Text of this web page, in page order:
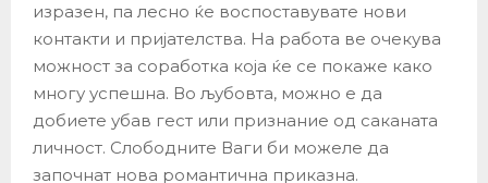
изразен, па лесно ќе воспоставувате нови
контакти и пријателства. На работа ве очекува
можност за соработка која ќе се покаже како
многу успешна. Во љубовта, можно е да
добиете убав гест или признание од саканата
личност. Слободните Ваги би можеле да
започнат нова романтична приказна.